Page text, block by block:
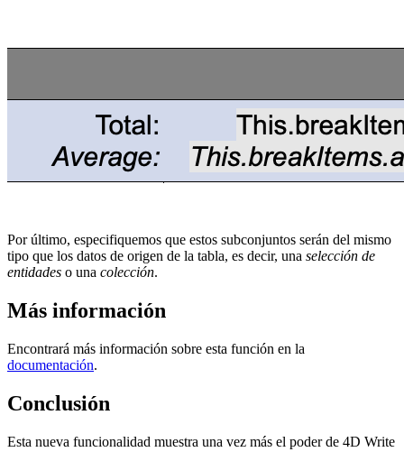
Por último, especifiquemos que estos subconjuntos serán del mismo
tipo que los datos de origen de la tabla, es decir, una selección de
entidades o una colección.
Más información
Encontrará más información sobre esta función en la
documentación.
Conclusión
Esta nueva funcionalidad muestra una vez más el poder de 4D Write